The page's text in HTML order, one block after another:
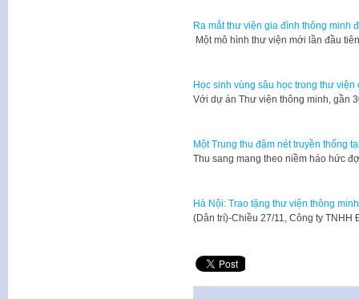
Ra mắt thư viện gia đình thông minh
Một mô hình thư viện mới lần đầu
Học sinh vùng sâu học trong thư viện
​Với dự án Thư viện thông minh, gần
Một Trung thu đậm nét truyền thống
Thu sang mang theo niềm háo hức
Hà Nội: Trao tặng thư viện thông
​(Dân trí)-Chiều 27/11, Công ty